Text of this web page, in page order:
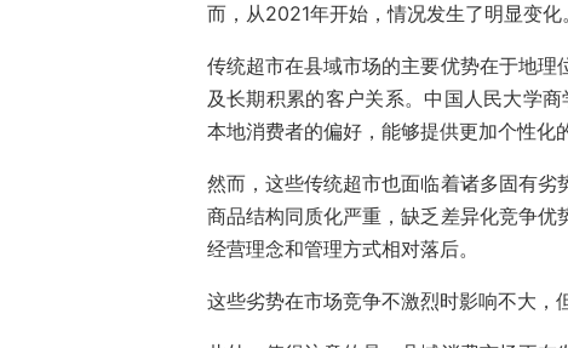
而，从2021年开始，情况发生了明显变化。
传统超市在县域市场的主要优势在于地
及长期积累的客户关系。中国人民大学
本地消费者的偏好，能够提供更加个性化
然而，这些传统超市也面临着诸多固有劣
商品结构同质化严重，缺乏差异化竞争优
经营理念和管理方式相对落后。
这些劣势在市场竞争不激烈时影响不大，